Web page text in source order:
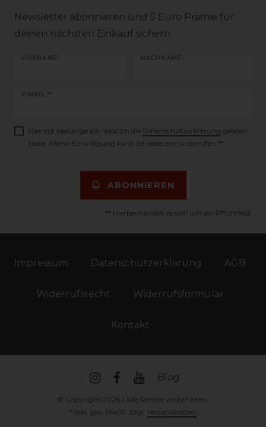
Newsletter abonnieren und 5 Euro Prämie für
deinen nächsten Einkauf sichern
VORNAME NACHNAME
E-MAIL **
Newsletter
Hiermit bestätige ich, dass ich die Daten­schutz­erklärung gelesen
habe. Meine Einwilligung kann ich jederzeit widerrufen.**
ABONNIEREN
** Hierbei handelt es sich um ein Pflichtfeld.
Impressum Daten­schutz­erklärung AGB
Widerrufs­recht Widerrufs­formular
Kontakt
Blog
© Copyright 2026 | Alle Rechte vorbehalten.
* inkl. ges. MwSt. zzgl. Versandkosten